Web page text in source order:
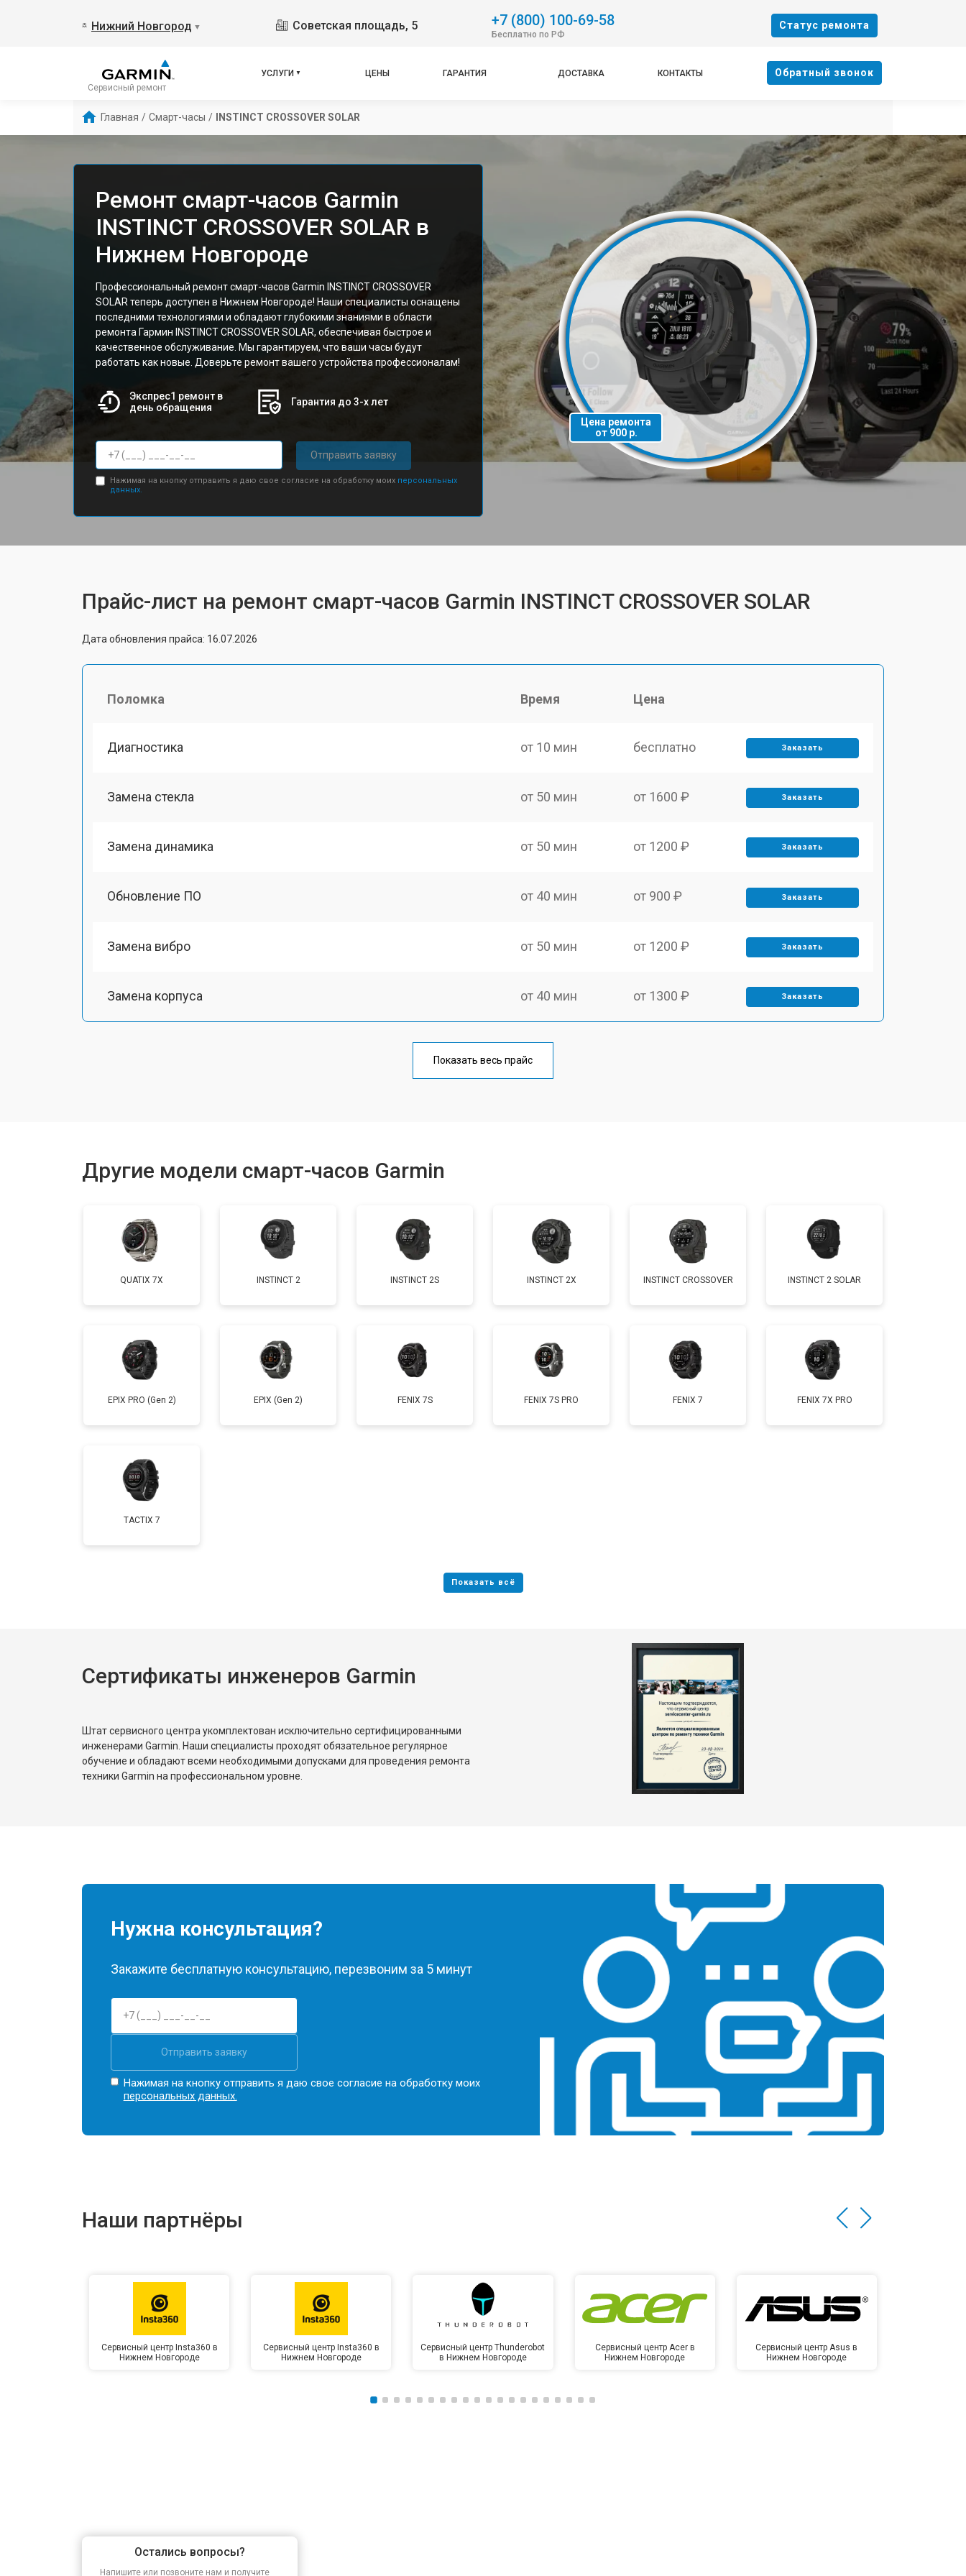
Нижний Новгород ▼ Советская площадь, 5 +7 (800) 100-69-58
Бесплатно по РФ
Cтатус ремонта
Сервисный ремонт
УСЛУГИ ЦЕНЫ ГАРАНТИЯ ДОСТАВКА КОНТАКТЫ Oбратный звонок
Главная / Смарт-часы / INSTINCT CROSSOVER SOLAR
Ремонт смарт-часов Garmin
INSTINCT CROSSOVER SOLAR в
Нижнем Новгороде
Профессиональный ремонт смарт-часов Garmin INSTINCT CROSSOVER
SOLAR теперь доступен в Нижнем Новгороде! Наши специалисты оснащены
последними технологиями и обладают глубокими знаниями в области
ремонта Гармин INSTINCT CROSSOVER SOLAR, обеспечивая быстрое и
качественное обслуживание. Мы гарантируем, что ваши часы будут
работать как новые. Доверьте ремонт вашего устройства профессионалам!
Экспрес1 ремонт в
день обращения
Гарантия до 3-х лет
Отправить заявку
Нажимая на кнопку отправить я даю свое согласие на обработку моих персональных
данных.
Цена ремонта
от 900 р.
Прайс-лист на ремонт смарт-часов Garmin INSTINCT CROSSOVER SOLAR
Дата обновления прайса: 16.07.2026
Поломка Время Цена
Диагностика от 10 мин бесплатно Заказать
Замена стекла от 50 мин от 1600 ₽ Заказать
Замена динамика от 50 мин от 1200 ₽ Заказать
Обновление ПО от 40 мин от 900 ₽ Заказать
Замена вибро от 50 мин от 1200 ₽ Заказать
Замена корпуса от 40 мин от 1300 ₽ Заказать
от 60 мин
Замена кнопки включения от 60 мин от 1500 ₽ Заказать
Замена Bluetooth от 70 мин от 2000 ₽ Заказать
Показать весь прайс
Другие модели смарт-часов Garmin
QUATIX 7X INSTINCT 2 INSTINCT 2S INSTINCT 2X INSTINCT CROSSOVER INSTINCT 2 SOLAR
EPIX PRO (Gen 2) EPIX (Gen 2) FENIX 7S FENIX 7S PRO FENIX 7 FENIX 7X PRO
TACTIX 7
Сертификаты инженеров Garmin
Штат сервисного центра укомплектован исключительно сертифицированными
инженерами Garmin. Наши специалисты проходят обязательное регулярное
обучение и обладают всеми необходимыми допусками для проведения ремонта
техники Garmin на профессиональном уровне.
Нужна консультация?
Закажите бесплатную консультацию, перезвоним за 5 минут
Отправить заявку
Нажимая на кнопку отправить я даю свое согласие на обработку моих
персональных данных.
Наши партнёры
Сервисный центр Insta360 в
Нижнем Новгороде
Сервисный центр Insta360 в
Нижнем Новгороде
Сервисный центр Thunderobot
в Нижнем Новгороде
Сервисный центр Acer в
Нижнем Новгороде
Сервисный центр Asus в
Нижнем Новгороде
Остались вопросы?
Напишите или позвоните нам и получите